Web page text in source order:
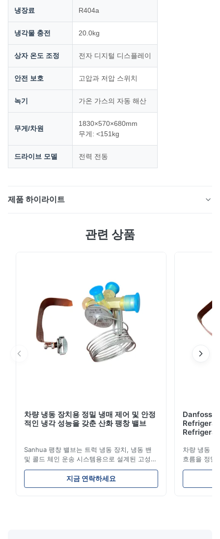
냉장료 R404a
냉각물 충전 20.0kg
상자 온도 조정 전자 디지털 디스플레이
안전 보호 고압과 저압 스위치
녹기 가온 가스의 자동 해산
무게/차원
1830×570×680mm
무게: <151kg
드라이브 모델 전력 전동
제품 하이라이트
러, AC-DC 인터록 및 IP67 방수 등급을 특징으로 하는 밴
관련 상품
차량 냉동 장치용 정밀 냉매 제어 및 안정
적인 냉각 성능을 갖춘 산화 팽창 밸브
Sanhua 팽창 밸브는 트럭 냉동 장치, 냉동 밴
및 콜드 체인 운송 시스템용으로 설계된 고성능
냉동 제어 구성 요소입니다. 증발기로 유입되는
냉매 흐름을 정확하게 조절하여 안정적인 냉각
성능, 에너지 효율성 및 안정적인 작동을 보장
지금 연락하세요
Danfoss
차량 냉동
흐름을 정밀
과 에너지
콜드 체인